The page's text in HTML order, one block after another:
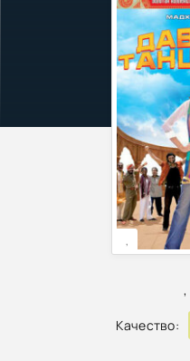
,
Качество:
,